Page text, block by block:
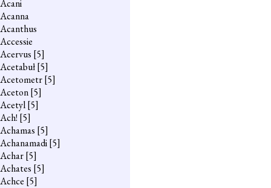
Acani
Acanna
Acanthus
Accessie
Acervus [5]
Acetabuł[5]
Acetometr[5]
Aceton[5]
Acetyl[5]
Ach! [5]
Achamas [5]
Achanamadi[5]
Achar[5]
Achates [5]
Achce [5]